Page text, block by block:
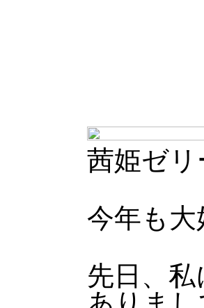
茜姫ゼ
今年も
先日、